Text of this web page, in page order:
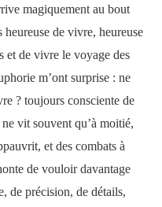
magiquement au bout
de vivre, heureuse
et de vivre le voyage des
m’ont surprise : ne
? toujours consciente de
vit souvent qu’à moitié,
et des combats à
de vouloir davantage
de précision, de détails,